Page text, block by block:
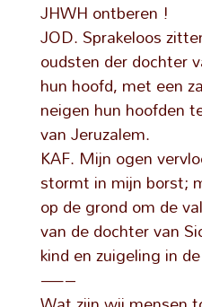
JHWH ontberen !
JOD. Sprakeloos
oudsten der dochter
hun hoofd, met een
neigen hun hoofden
van Jeruzalem.
KAF. Mijn ogen
stormt in mijn borst;
op de grond om de val
van de dochter van
kind en zuigeling in
—–